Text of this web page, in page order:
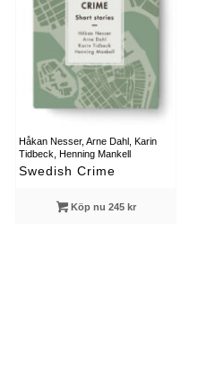
Håkan Nesser, Arne Dahl, Karin
Tidbeck, Henning Mankell
Swedish Crime
Köp nu 245 kr